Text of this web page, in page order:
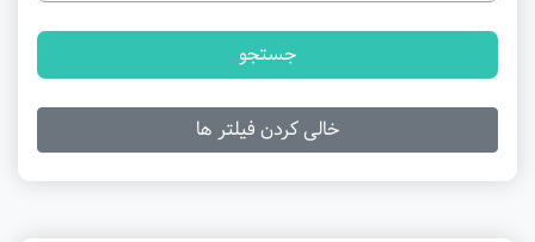
جستجو
خالی کردن فیلتر ها